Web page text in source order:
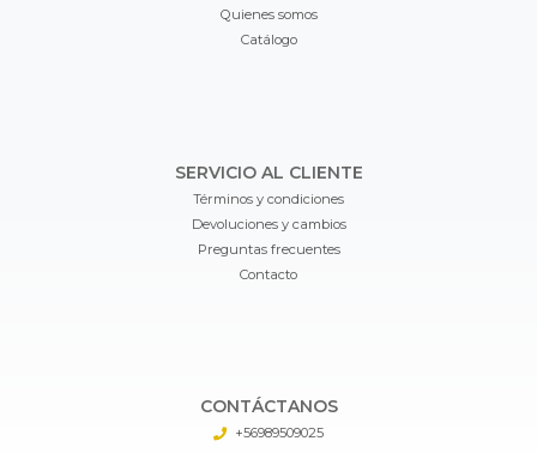
Quienes somos
Catálogo
SERVICIO AL CLIENTE
Términos y condiciones
Devoluciones y cambios
Preguntas frecuentes
Contacto
CONTÁCTANOS
+56989509025